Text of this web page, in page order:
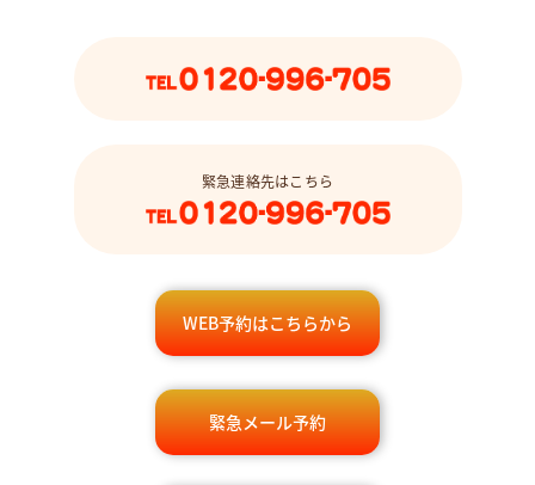
緊急連絡先はこちら
WEB予約はこちらから
緊急メール予約